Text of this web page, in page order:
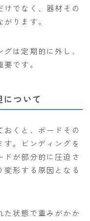
けでなく、器材その
ります。
は定期的に外し、
です。
ついて
おくと、ボードその
す。ビンディングを
ドが部分的に圧迫さ
変形する原因となる
た状態で重みがかか